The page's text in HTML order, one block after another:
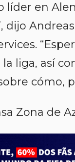
líder en
dijo
liga, así
cómo,
Zona de